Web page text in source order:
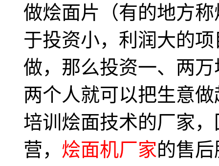
做烩面片（有的地方
于投资小，利润大的
做，那么投资一、两
两个人就可以把生意
培训烩面技术的厂家
营， 烩面机厂家的售